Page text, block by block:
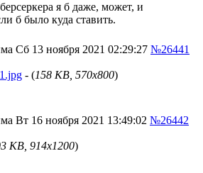
я б даже, может, и
б было куда ставить.
Сб 13 ноября 2021 02:29:27 №26441
- (158 KB, 570x800)
Вт 16 ноября 2021 13:49:02 №26442
KB, 914x1200)